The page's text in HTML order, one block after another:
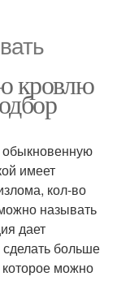
кровлю
обыкновенную
имеет
кол-во
называть
дает
больше
можно